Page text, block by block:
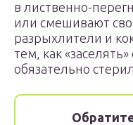
в лиственно-
или смешивают
разрыхлители и
тем, как
обязательно